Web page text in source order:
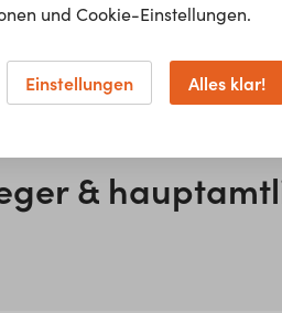
&
und Cookie-Einstellungen.
Einstellungen Alles klar!